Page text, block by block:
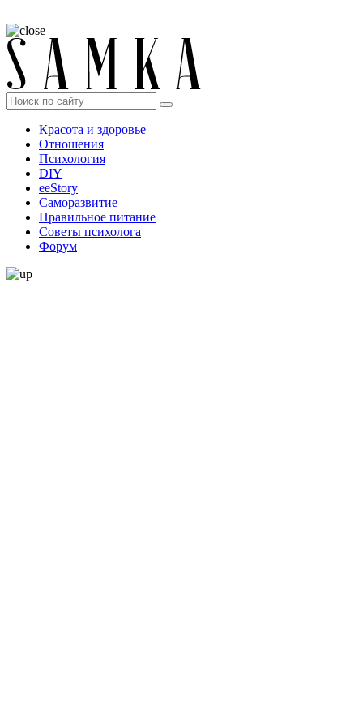
Красота и здоровье
Отношения
Психология
DIY
ееStory
Саморазвитие
Правильное питание
Советы психолога
Форум